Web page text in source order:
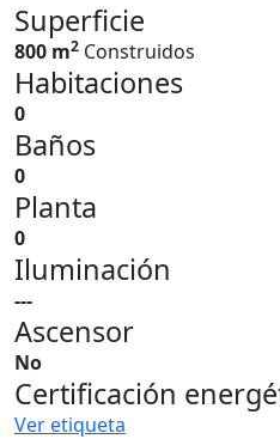
Superficie
800 m2 Construidos
Habitaciones
0
Baños
0
Planta
0
Iluminación
---
Ascensor
No
Certificación
Ver etiqueta